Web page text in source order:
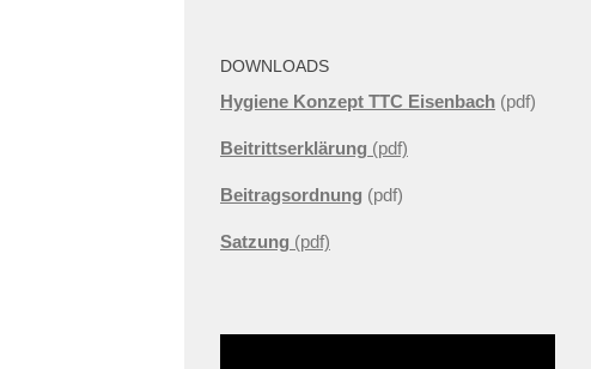
DOWNLOADS
Hygiene Konzept TTC Eisenbach (pdf)
Beitrittserklärung (pdf)
Beitragsordnung (pdf)
Satzung (pdf)